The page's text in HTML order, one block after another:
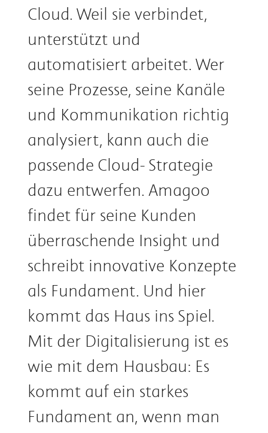
Cloud. Weil sie verbindet,
unterstützt und
automatisiert arbeitet. Wer
seine Prozesse, seine Kanäle
und Kommunikation richtig
analysiert, kann auch die
passende Cloud- Strategie
dazu entwerfen. Amagoo
findet für seine Kunden
überraschende Insight und
schreibt innovative Konzepte
als Fundament. Und hier
kommt das Haus ins Spiel.
Mit der Digitalisierung ist es
wie mit dem Hausbau: Es
kommt auf ein starkes
Fundament an, wenn man